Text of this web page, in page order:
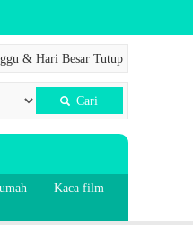
& Hari Besar Tutup
Cari
Kaca film